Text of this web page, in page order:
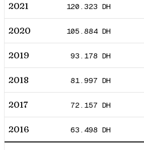
2021 120.323 DH
2020 105.884DH
2019 93.178 DH
2018 81.997 DH
2017 72.157 DH
2016 63.498 DH